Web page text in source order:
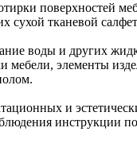
поверхностей
сухой тканевой
воды и других
мебели, элементы
и
инструкции